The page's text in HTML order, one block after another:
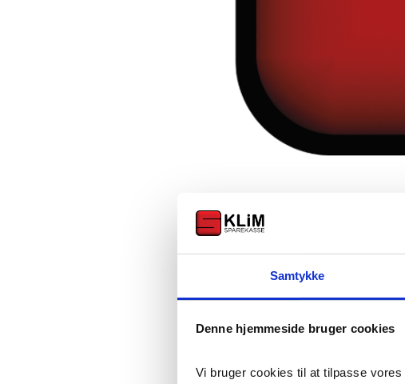
Samtykke
Denne hjemmeside bruger cookies
Vi bruger cookies til at tilpasse
Indbydelse
Hermed indbydes du til
Repræsentantskabsmødet
Torsdag den 26. marts